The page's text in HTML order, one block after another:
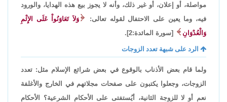
مواصلة، أو إعلان، أو غير ذلك، وأنه لا يجوز بيع هذه الهدايا، والورود
فيه، وما يعين على الاحتفال لقوله تعالى:
وَلاَ تَعَاوَنُواْ عَلَى الإِثْمِ
وَالْعُدْوَانِ
[سورة المائدة:2].
الرد على شبهة تعدد الزوجات
ولما قام بعض الأذناب بالوقوع في بعض شرائع الإسلام مثل: تعدد
الزوجات، وجعلوا يكتبون على صفحات مجلاتهم في الخارج والأغلفة
نعم أو لا للزوجة الثانية، أيُستفتى على الأحكام الشرعية؟ الأحكام